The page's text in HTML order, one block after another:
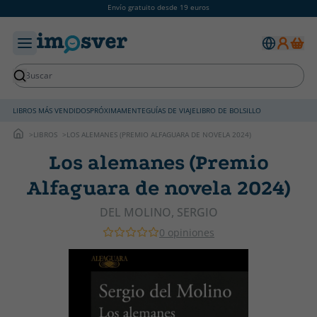
Envío gratuito desde 19 euros
LIBROS MÁS VENDIDOSPRÓXIMAMENTEGUÍAS DE VIAJELIBRO DE BOLSILLO
LIBROS LOS ALEMANES (PREMIO ALFAGUARA DE NOVELA 2024)
Los alemanes (Premio
Alfaguara de novela 2024)
DEL MOLINO, SERGIO
0 opiniones